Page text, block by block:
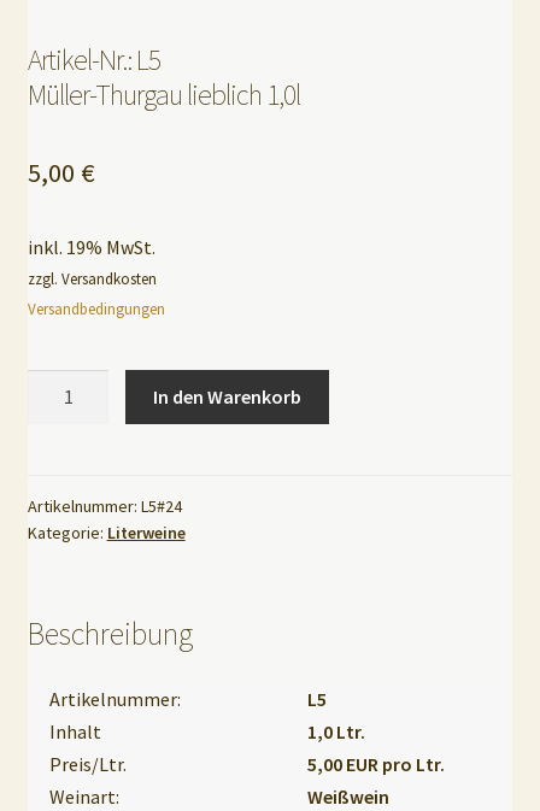
Artikel-Nr.: L5
Müller-Thurgau lieblich 1,0l
5,00 €
inkl. 19% MwSt.
zzgl. Versandkosten
Versandbedingungen
Thurgau
lieblich
In den Warenkorb
t
e
a
t
Artikelnummer: L5#24
Kategorie: Literweine
Beschreibung
Artikelnummer:
L5
Inhalt
1,0 Ltr.
Preis/Ltr.
5,00 EUR pro Ltr.
Weinart:
Weißwein